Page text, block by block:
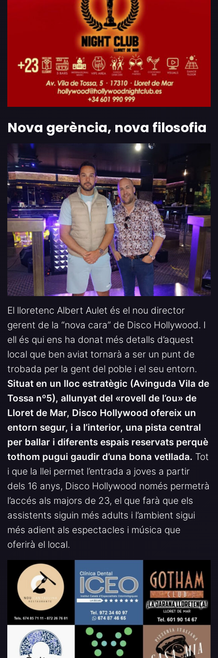
Nova gerència, nova filosofia
El lloretenc Albert Aulet és el nou director
gerent de la “nova cara” de Disco Hollywood. I
ell és qui ens ha donat més detalls d’aquest
local que ben aviat tornarà a ser un punt de
trobada per la gent del poble i el seu entorn.
Situat en un lloc estratègic (Avinguda Vila de
Tossa nº5), allunyat del «rovell de l’ou» de
Lloret de Mar, Disco Hollywood ofereix un
entorn segur, i a l’interior, una pista central
per ballar i diferents espais reservats perquè
tothom pugui gaudir d’una bona vetllada. Tot
i que la llei permet l’entrada a joves a partir
dels 16 anys, Disco Hollywood només permetrà
l’accés als majors de 23, el que farà que els
assistents siguin més adults i l’ambient sigui
més adient als espectacles i música que
oferirà el local.